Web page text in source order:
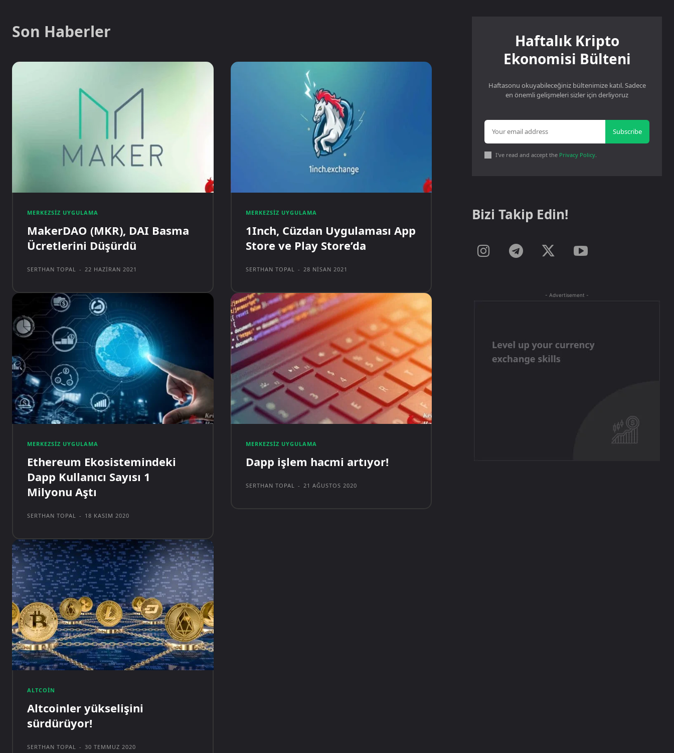
Son Haberler
MERKEZSIZ UYGULAMA
MakerDAO (MKR), DAI Basma
Ücretlerini Düşürdü
SERTHAN TOPAL - 22 HAZIRAN 2021
MERKEZSIZ UYGULAMA
1Inch, Cüzdan Uygulaması App
Store ve Play Store’da
SERTHAN TOPAL - 28 NISAN 2021
MERKEZSIZ UYGULAMA
Ethereum Ekosistemindeki
Dapp Kullanıcı Sayısı 1
Milyonu Aştı
SERTHAN TOPAL - 18 KASIM 2020
MERKEZSIZ UYGULAMA
Dapp işlem hacmi artıyor!
SERTHAN TOPAL - 21 AĞUSTOS 2020
ALTCOIN
Altcoinler yükselişini
sürdürüyor!
SERTHAN TOPAL - 30 TEMMUZ 2020
Haftalık Kripto
Ekonomisi Bülteni
Haftasonu okuyabileceğiniz bültenimize katıl. Sadece
en önemli gelişmeleri sizler için derliyoruz
Subscribe
I've read and accept the Privacy Policy.
Bizi Takip Edin!
- Advertisement -